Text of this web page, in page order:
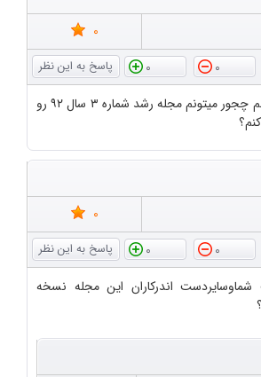
0
0
0
سلام میخواستم بدونم چجور میتونم مجله رشد شماره ۳ سال ۹۲ رو
0
0
0
اندرکاران این مجله نسخه